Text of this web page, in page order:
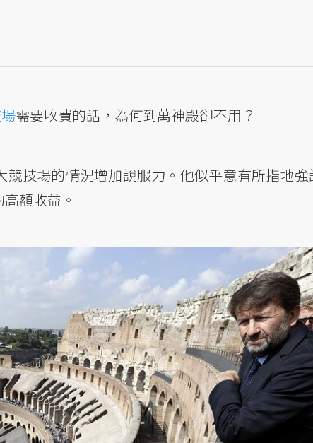
需要收費的話，為何到萬神殿卻不用？
技場的情況增加說服力。他似乎意有所指地強
額收益。